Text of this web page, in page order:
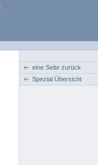
eine Seite zurück
Spezial Übersicht